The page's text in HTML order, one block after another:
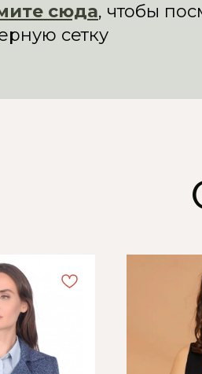
сюда, чтобы
сетку